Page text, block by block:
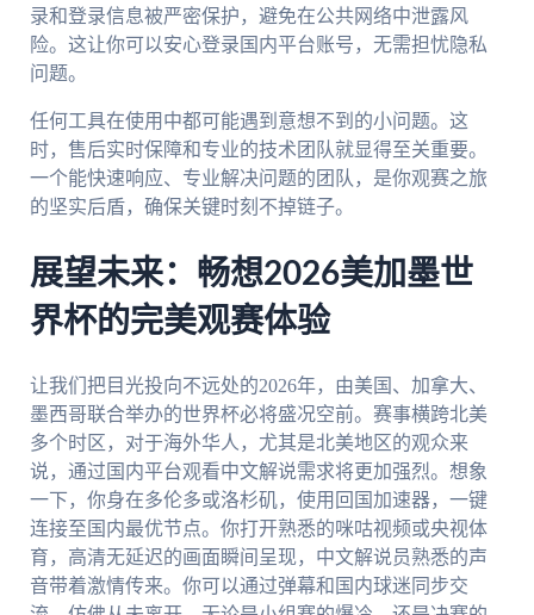
录和登录信息被严密保护，避免在公共网络中泄露风
险。这让你可以安心登录国内平台账号，无需担忧隐私
问题。
任何工具在使用中都可能遇到意想不到的小问题。这
时，售后实时保障和专业的技术团队就显得至关重要。
一个能快速响应、专业解决问题的团队，是你观赛之旅
的坚实后盾，确保关键时刻不掉链子。
展望未来：畅想2026美加墨世
界杯的完美观赛体验
让我们把目光投向不远处的2026年，由美国、加拿大、
墨西哥联合举办的世界杯必将盛况空前。赛事横跨北美
多个时区，对于海外华人，尤其是北美地区的观众来
说，通过国内平台观看中文解说需求将更加强烈。想象
一下，你身在多伦多或洛杉矶，使用回国加速器，一键
连接至国内最优节点。你打开熟悉的咪咕视频或央视体
育，高清无延迟的画面瞬间呈现，中文解说员熟悉的声
音带着激情传来。你可以通过弹幕和国内球迷同步交